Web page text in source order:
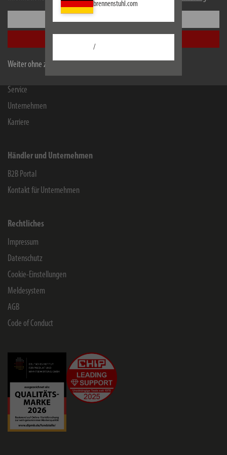
Weiter ohne zu akzeptieren
brennenstuhl.com
/
Informationen
Herstellergarantie
Service
Unternehmen
Karriere
Händler und Unternehmen
B2B Portal
Kontakt für Unternehmen
Rechtliches
Impressum
Datenschutz
Cookie-Einstellungen
Meldesystem
AGB
Code of Conduct